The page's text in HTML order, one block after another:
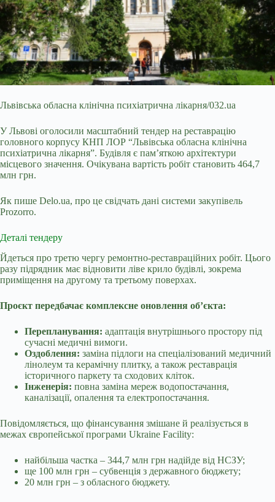
Львівська обласна клінічна психіатрична лікарня/032.ua
У Львові оголосили масштабний тендер на реставрацію
головного корпусу КНП ЛОР “Львівська обласна клінічна
психіатрична лікарня”. Будівля є пам’яткою архітектури
місцевого значення. Очікувана вартість робіт становить 464,7
млн грн.
Як пише Delo.ua, про це свідчать дані системи закупівель
Prozorro.
Деталі тендеру
Йдеться про третю чергу ремонтно-реставраційних робіт. Цього
разу підрядник має відновити ліве крило будівлі, зокрема
приміщення на другому та третьому поверхах.
Проєкт передбачає комплексне оновлення об’єкта:
Перепланування: адаптація внутрішнього простору під
сучасні медичні вимоги.
Оздоблення: заміна підлоги на спеціалізований медичний
лінолеум та керамічну плитку, а також реставрація
історичного паркету та сходових кліток.
Інженерія: повна заміна мереж водопостачання,
каналізації, опалення та електропостачання.
Повідомляється, що фінансування змішане й реалізується в
межах європейської програми Ukraine Facility:
найбільша частка – 344,7 млн грн надійде від НСЗУ;
ще 100 млн грн – субвенція з державного бюджету;
20 млн грн – з обласного бюджету.